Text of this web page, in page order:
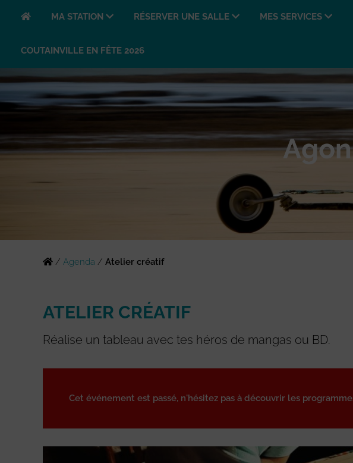
MA STATION RÉSERVER UNE SALLE MES SERVICES
COUTAINVILLE EN FÊTE 2026
/ Agenda / Atelier créatif
ATELIER CRÉATIF
Réalise un tableau avec tes héros de mangas ou BD.
Cet événement est passé, n'hésitez pas à découvrir les